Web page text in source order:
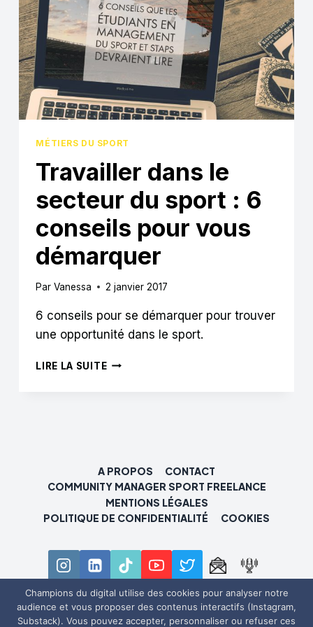
MÉTIERS DU SPORT
Travailler dans le
secteur du sport : 6
conseils pour vous
démarquer
Par Vanessa 2 janvier 2017
6 conseils pour se démarquer pour trouver
une opportunité dans le sport.
LIRE LA SUITETRAVAILLER
6
VOUS
DÉMARQUER
A PROPOS
CONTACT
COMMUNITY MANAGER SPORT FREELANCE
MENTIONS LÉGALES
POLITIQUE DE CONFIDENTIALITÉ
COOKIES
© 2026 Champions du digital
Champions du digital utilise des cookies pour analyser notre
audience et vous proposer des contenus interactifs (Instagram,
Substack). Vous pouvez accepter, personnaliser ou refuser ces